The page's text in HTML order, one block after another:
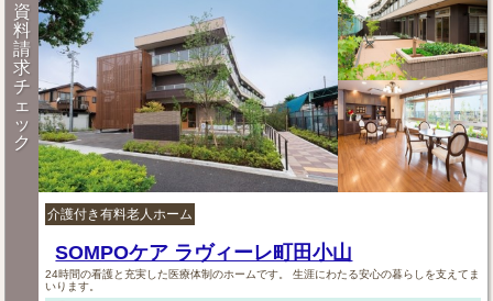
資
料
請
求
チ
ェ
ッ
ク
介護付き有料老人ホーム
SOMPOケア ラヴィーレ町田小山
24時間の看護と充実した医療体制のホームです。 生涯にわたる安心の暮らしを支えてま
いります。